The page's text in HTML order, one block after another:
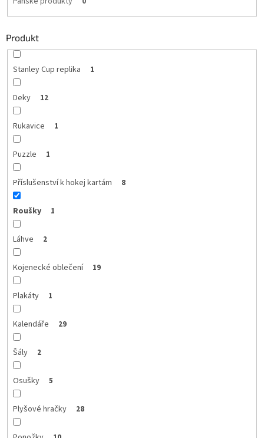
Produkt
Stanley Cup replika 1
Deky 12
Rukavice 1
Puzzle 1
Příslušenství k hokej kartám 8
Roušky 1
Láhve 2
Kojenecké oblečení 19
Plakáty 1
Kalendáře 29
Šály 2
Osušky 5
Plyšové hračky 28